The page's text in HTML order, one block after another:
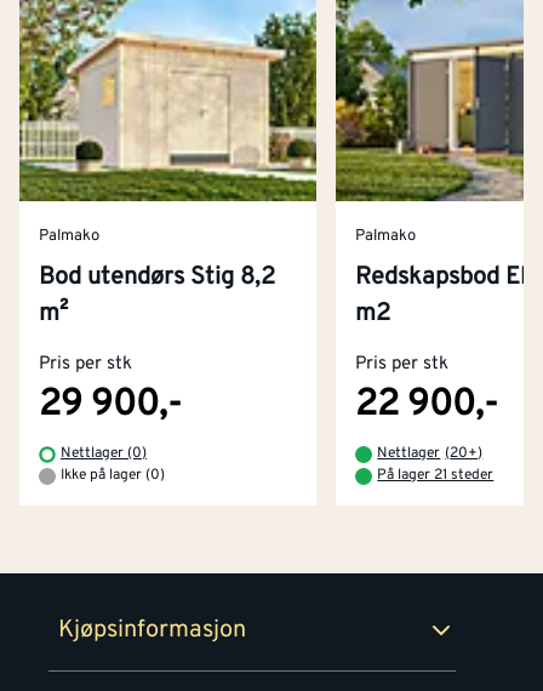
Palmako
Bod utendørs Stig 8,2
m²
Pris per stk
29 900,-
Nettlager (0)
Ikke på lager (0)
Palmako
Redskapsbod
m2
Pris per stk
22 900,-
Nettlager (20+)
På lager 21 steder
Kjøpsinformasjon
Kjøpsbetingelser
Retur- og angrerettsskjema
Kontakt oss
Tjenester
Montér Klubb
Byggevarehus og åpningstider
Prismatch
Personvern